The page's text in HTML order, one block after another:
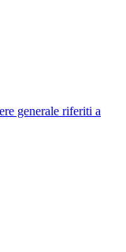
generale riferiti a